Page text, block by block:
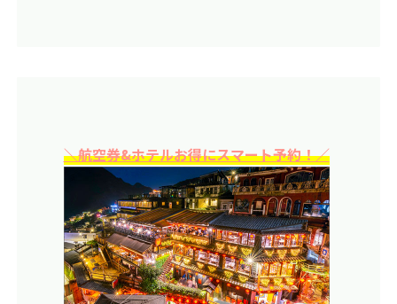
＼航空券&ホテルお得にスマート予約！／